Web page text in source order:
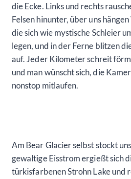
die Ecke. Links und rechts
Felsen hinunter, über uns
die sich wie mystische Schleier
legen, und in der Ferne blitzen
auf. Jeder Kilometer schreit
und man wünscht sich, die
nonstop mitlaufen.
Am Bear Glacier selbst stockt
gewaltige Eisstrom ergießt sich
türkisfarbenen Strohn Lake und